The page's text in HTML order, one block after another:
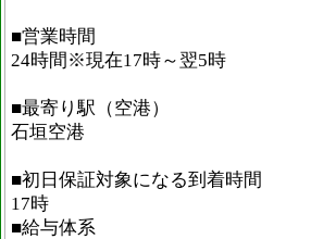
■営業時間
24時間※現在17時～翌5時
■最寄り駅（空港）
石垣空港
■初日保証対象になる到着時間
17時
■給与体系